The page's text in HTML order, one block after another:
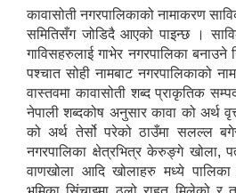
कावासोती नगरपालिकाको नामाकरण
समितिसँग जोडिदै आएको पाइन्छ ।
गाविसहरुलाई गाभेर नगरपालिका बनाउने
पश्चात सोही नामबाट नगरपालिकाको
वास्तवमा कावासोती शब्द प्राकृतिक
नेपाली शब्दकोष अनुसार कावा को अर्थ
को अर्थ तेर्सो परेको ठाउँमा सलल्ल
नगरपालिका क्षेत्रभित्र केरुङ्गे खोला,
वाणखोला आदि खोलाहरु मध्ये पालिका